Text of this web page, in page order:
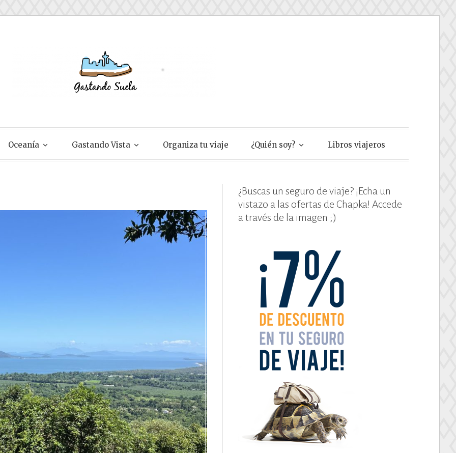
Oceanía Gastando Vista Organiza tu viaje ¿Quién soy? Libros viajeros
¿Buscas un seguro de viaje? ¡Echa un
vistazo a las ofertas de Chapka! Accede
a través de la imagen ;)